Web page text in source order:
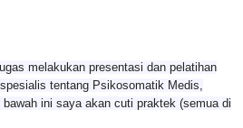
melakukan presentasi dan pelatihan
tentang Psikosomatik Medis,
ini saya akan cuti praktek (semua di